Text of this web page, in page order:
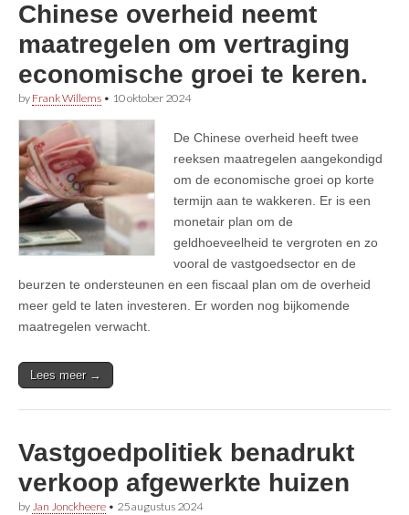
Chinese overheid neemt
maatregelen om vertraging
economische groei te keren.
by Frank Willems • 10 oktober 2024
De Chinese overheid heeft twee
reeksen maatregelen aangekondigd
om de economische groei op korte
termijn aan te wakkeren. Er is een
monetair plan om de
geldhoeveelheid te vergroten en zo
vooral de vastgoedsector en de
beurzen te ondersteunen en een fiscaal plan om de overheid
meer geld te laten investeren. Er worden nog bijkomende
maatregelen verwacht.
Lees meer →
Vastgoedpolitiek benadrukt
verkoop afgewerkte huizen
by Jan Jonckheere • 25 augustus 2024